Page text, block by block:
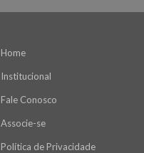
Home
Institucional
Fale Conosco
Associe-se
Política de Privacidade